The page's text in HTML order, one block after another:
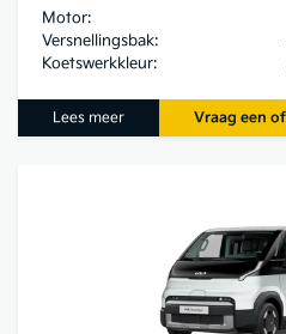
Motor:
Versnellingsbak:
Koetswerkkleur:
Lees meer Vraag een